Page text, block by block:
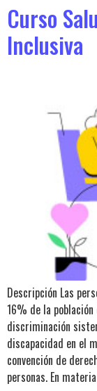
Curso
Inclusiva
Descripción Las
16% de la
discriminación
discapacidad en el
convención de
personas. En